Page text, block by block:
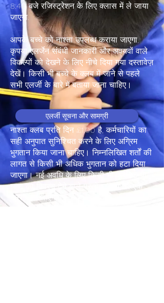
8:40 बजे रजिस्ट्रेशन के लिए क्लास में ले जाया
जाएगा.
आपके बच्चे को नाश्ता उपलब्ध कराया जाएगा,
कृपया एलर्जेन संबंधी जानकारी और अवयवों वाले
विकल्पों को देखने के लिए नीचे दिया गया दस्तावेज़
देखें। किसी भी बच्चे के क्लब में जाने से पहले
सभी एलर्जी के बारे में बताया जाना चाहिए।
नाश्ता क्लब प्रति दिन £1.00 है, कर्मचारियों का
सही अनुपात सुनिश्चित करने के लिए अग्रिम
भुगतान किया जाना चाहिए। निम्नलिखित शर्तों की
लागत से किसी भी अधिक भुगतान को हटा दिया
जाएगा। नई अवधि के लिए किसी भी क्रेडिट या
ऋण का विवरण देने वाले प्रत्येक बच्चे को एक
पत्र भेजा जाएगा।
एलर्जी सूचना और सामग्री